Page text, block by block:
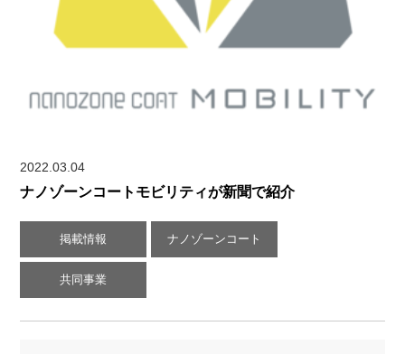
2022.03.04
ナノゾーンコートモビリティが新聞で紹介
掲載情報 ナノゾーンコート
共同事業